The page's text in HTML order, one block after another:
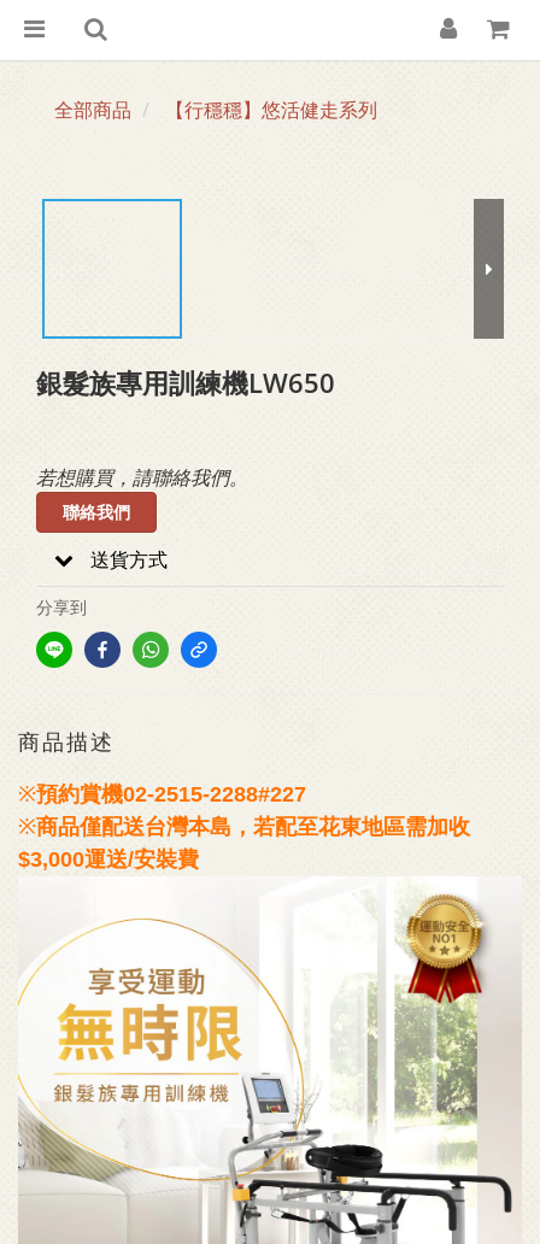
全部商品 【行穩穩】悠活健走系列
銀髮族專用訓練機LW650
若想購買，請聯絡我們。
聯絡我們
送貨方式
分享到
商品描述
※預約賞機02-2515-2288#227
※商品僅配送台灣本島，若配至花東地區需加收
$3,000運送/安裝費